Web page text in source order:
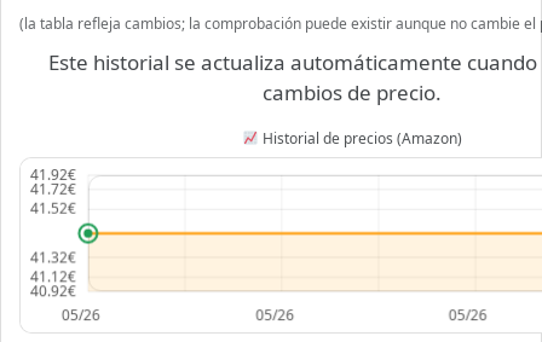
(la tabla refleja cambios; la comprobación puede existir aunque no cambie el
Este historial se actualiza automáticamente
cambios de precio.
Historial de precios (Amazon)